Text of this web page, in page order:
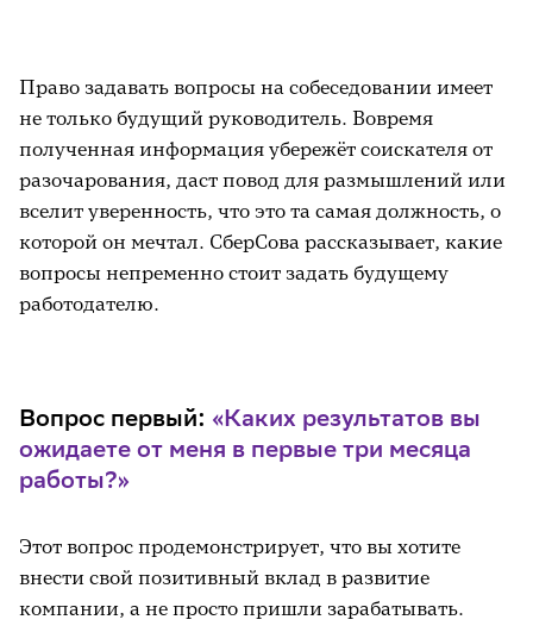
Право задавать вопросы на собеседовании имеет
не только будущий руководитель. Вовремя
полученная информация убережёт соискателя от
разочарования, даст повод для размышлений или
вселит уверенность, что это та самая должность, о
которой он мечтал. СберСова рассказывает, какие
вопросы непременно стоит задать будущему
работодателю.
Вопрос первый: «Каких результатов вы
ожидаете от меня в первые три месяца
работы?»
Этот вопрос продемонстрирует, что вы хотите
внести свой позитивный вклад в развитие
компании, а не просто пришли зарабатывать.